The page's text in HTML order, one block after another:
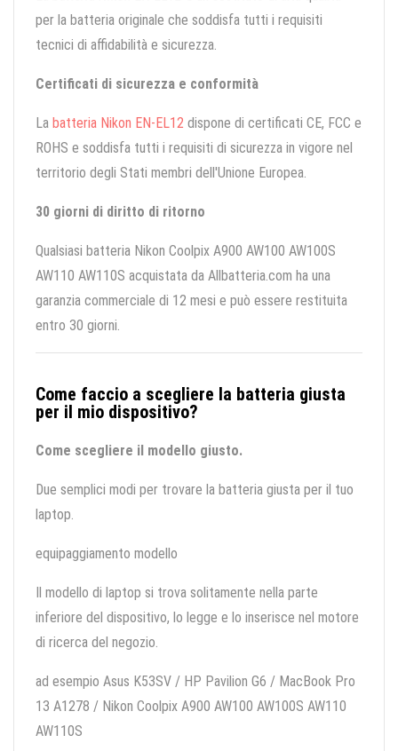
per la batteria originale che soddisfa tutti i requisiti
tecnici di affidabilità e sicurezza.
Certificati di sicurezza e conformità
La batteria Nikon EN-EL12 dispone di certificati CE, FCC e
ROHS e soddisfa tutti i requisiti di sicurezza in vigore nel
territorio degli Stati membri dell'Unione Europea.
30 giorni di diritto di ritorno
Qualsiasi batteria Nikon Coolpix A900 AW100 AW100S
AW110 AW110S acquistata da Allbatteria.com ha una
garanzia commerciale di 12 mesi e può essere restituita
entro 30 giorni.
Come faccio a scegliere la batteria giusta
per il mio dispositivo?
Come scegliere il modello giusto.
Due semplici modi per trovare la batteria giusta per il tuo
laptop.
equipaggiamento modello
Il modello di laptop si trova solitamente nella parte
inferiore del dispositivo, lo legge e lo inserisce nel motore
di ricerca del negozio.
ad esempio Asus K53SV / HP Pavilion G6 / MacBook Pro
13 A1278 / Nikon Coolpix A900 AW100 AW100S AW110
AW110S